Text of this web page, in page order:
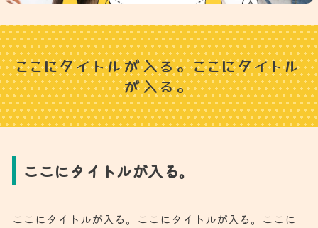
ここにタイトルが入る。ここにタイトル
が入る。
ここにタイトルが入る。
ここにタイトルが入る。ここにタイトルが入る。ここに